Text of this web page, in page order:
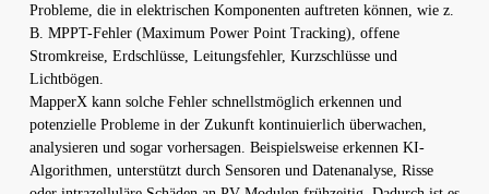
Probleme, die in elektrischen Komponenten auftreten können, wie z.
B. MPPT-Fehler (Maximum Power Point Tracking), offene
Stromkreise, Erdschlüsse, Leitungsfehler, Kurzschlüsse und
Lichtbögen.
MapperX kann solche Fehler schnellstmöglich erkennen und
potenzielle Probleme in der Zukunft kontinuierlich überwachen,
analysieren und sogar vorhersagen. Beispielsweise erkennen KI-
Algorithmen, unterstützt durch Sensoren und Datenanalyse, Risse